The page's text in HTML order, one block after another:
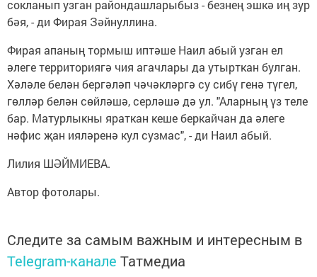
сокланып узган райондашларыбыз - безнең эшкә иң зур
бәя, - ди Фирая Зәйнуллина.
Фирая апаның тормыш иптәше Наил абый узган ел
әлеге территориягә чия агачлары да утырткан булган.
Хәләле белән бергәләп чәчәкләргә су сибү генә түгел,
гөлләр белән сөйләшә, серләшә дә ул. "Аларның үз теле
бар. Матурлыкны яраткан кеше беркайчан да әлеге
нәфис җан ияләренә кул сузмас", - ди Наил абый.
Лилия ШӘЙМИЕВА.
Автор фотолары.
Следите за самым важным и интересным в
Telegram-канале Татмедиа